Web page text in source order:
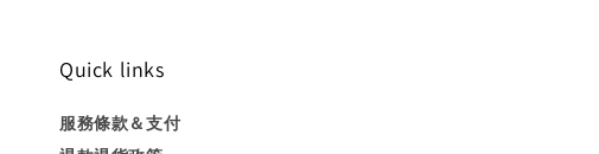
Quick links
服務條款＆支付